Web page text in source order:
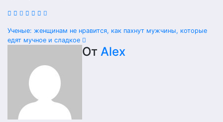
Навигация
записям
Ученые: женщинам не нравится, как пахнут мужчины, которые
едят мучное и сладкое
От Alex